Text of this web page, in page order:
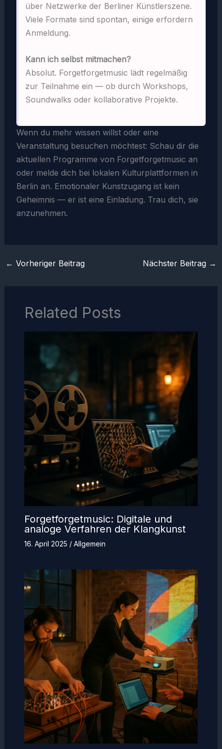
über Netzwerke der Berliner Künstlerszene.
Viele Formate sind spontan, einige erfordern
Anmeldung.
Kann ich selbst mitmachen?
Absolut. Forgetforgetmusic lädt regelmäßig
zur Teilnahme ein — ob durch Workshops,
Soundwalks oder kollaborative Projekte.
Wenn du mehr wissen willst oder eine
Veranstaltung besuchen möchtest: Schau dir die
aktuellen Programme von Forgetforgetmusic an
oder melde dich bei lokalen Kulturplattformen in
Berlin an. Emotionaler Kunstzugang ist kein
Geheimnis — er ist eine Einladung. Trau dich, sie
anzunehmen.
← Vorheriger Beitrag Nächster Beitrag →
Related Posts
Forgetforgetmusic: Digitale und
analoge Verfahren der Klangkunst
16. April 2025 / Allgemein